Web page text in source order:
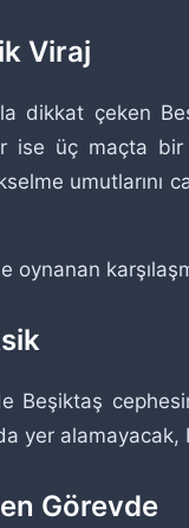
Viraj
dikkat çeken
ise üç maçta
umutlarını
oynanan
Beşiktaş
yer
Görevde